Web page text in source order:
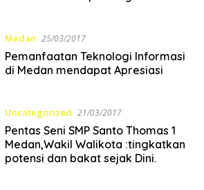
Medan 25/03/2017
Pemanfaatan Teknologi Informasi
di Medan mendapat Apresiasi
Uncategorized 21/03/2017
Pentas Seni SMP Santo Thomas 1
Medan,Wakil Walikota :tingkatkan
potensi dan bakat sejak Dini.